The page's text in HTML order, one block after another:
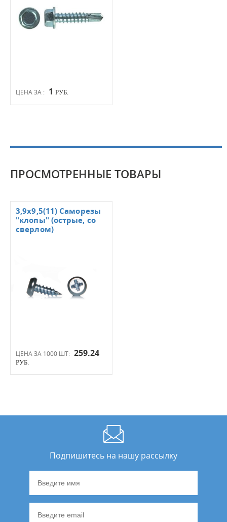
ЦЕНА ЗА : 1 РУБ.
ПРОСМОТРЕННЫЕ ТОВАРЫ
ЦЕНА ЗА 1000 ШТ: 259.24
РУБ.
3,9х9,5(11) Саморезы
"клопы" (острые, со
сверлом)
Подпишитесь на нашу рассылку